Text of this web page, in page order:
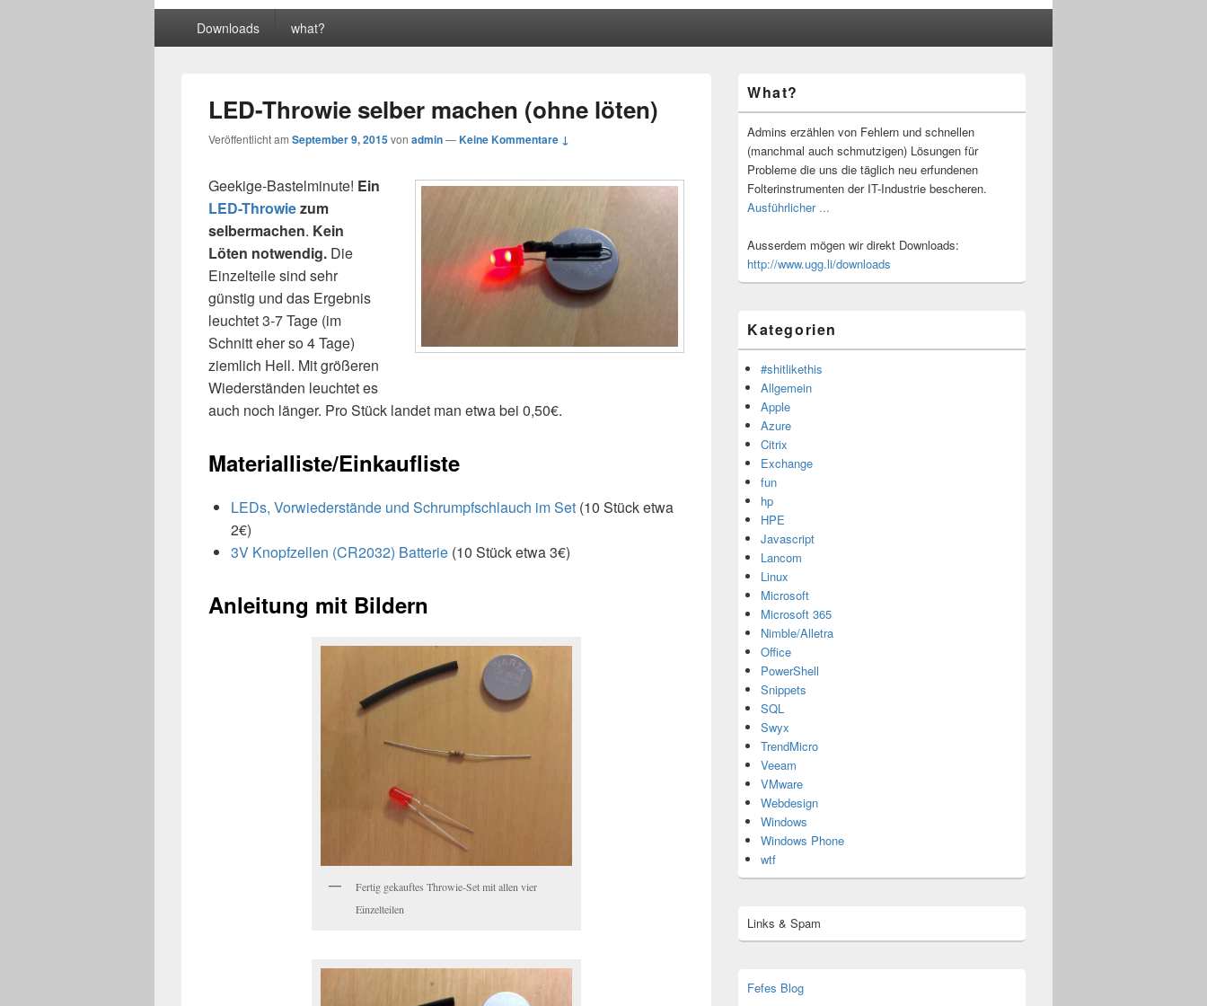
Downloads what?
LED-Throwie selber machen (ohne löten)
Veröffentlicht am September 9, 2015von admin—Keine Kommentare ↓
Geekige-Bastelminute! Ein
LED-Throwiezum
selbermachen. Kein
Löten notwendig. Die
Einzelteile sind sehr
günstig und das Ergebnis
leuchtet 3-7 Tage (im
Schnitt eher so 4 Tage)
ziemlich Hell. Mit größeren
Wiederständen leuchtet es
auch noch länger. Pro Stück landet man etwa bei 0,50€.
Materialliste/Einkaufliste
LEDs, Vorwiederstände und Schrumpfschlauch im Set (10 Stück etwa
2€)
3V Knopfzellen (CR2032) Batterie (10 Stück etwa 3€)
Anleitung mit Bildern
Fertig gekauftes Throwie-Set mit allen vier
Einzelteilen
Seitenleisten-
Widgetbereich
What?
Admins erzählen von Fehlern und schnellen
(manchmal auch schmutzigen) Lösungen für
Probleme die uns die täglich neu erfundenen
Folterinstrumenten der IT-Industrie bescheren.
Ausführlicher ...
Ausserdem mögen wir direkt Downloads:
http://www.ugg.li/downloads
Kategorien
#shitlikethis
Allgemein
Apple
Azure
Citrix
Exchange
fun
hp
HPE
Javascript
Lancom
Linux
Microsoft
Microsoft 365
Nimble/Alletra
Office
PowerShell
Snippets
SQL
Swyx
TrendMicro
Veeam
VMware
Webdesign
Windows
Windows Phone
wtf
Links & Spam
Fefes Blog